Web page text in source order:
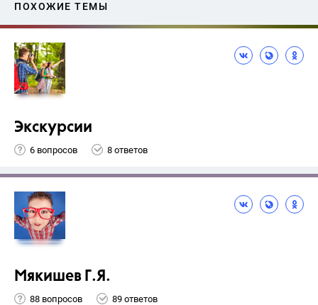
ПОХОЖИЕ ТЕМЫ
Экскурсии
6 вопросов 8 ответов
Мякишев Г.Я.
88 вопросов 89 ответов